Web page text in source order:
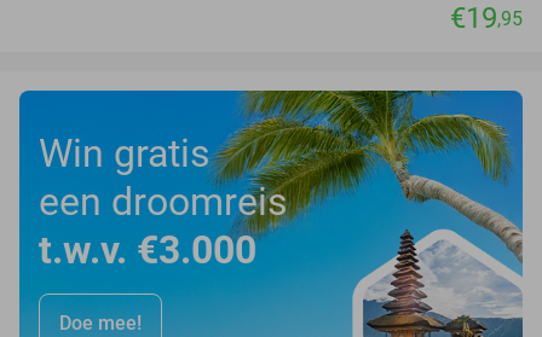
€19,95
Win gratis
een droomreis
t.w.v. €3.000
Doe mee!